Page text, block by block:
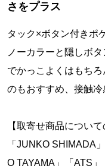
さをプラス
タック×ボタン付きポ
ノーカラーと隠しボ
でかっこよくはもち
のもおすすめ、接触冷
【取寄せ商品について
「JUNKO SHIMADA
O TAYAMA」「ATS」